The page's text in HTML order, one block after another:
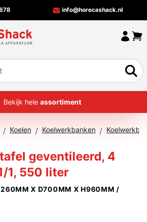
info@horecashack.nl
HOME
OVER ONS
MERKEN
OFFERTECHECKER
CONTACT
Bekijk hele assortiment
/ Koelen / Koelwerkbanken /
geventileerd, 4
1, 550 liter
X D700MM X H960MM /